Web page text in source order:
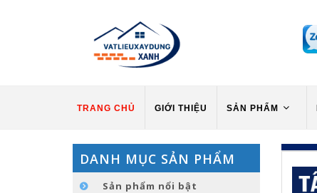
TRANG CHỦ GIỚI THIỆU SẢN PHẨM
DANH MỤC SẢN PHẨM
Sản phẩm nổi bật